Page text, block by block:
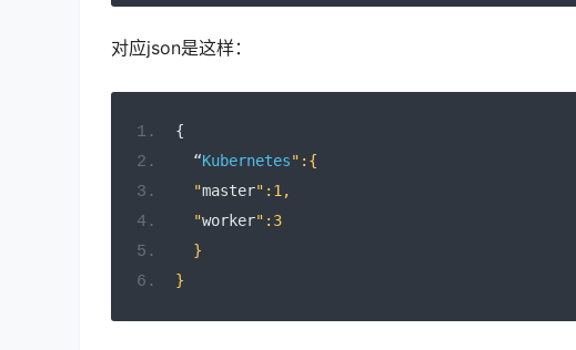
对应json是这样：
{
“Kubernetes":{
  "
master":1,
  "
worker":3
  }
}